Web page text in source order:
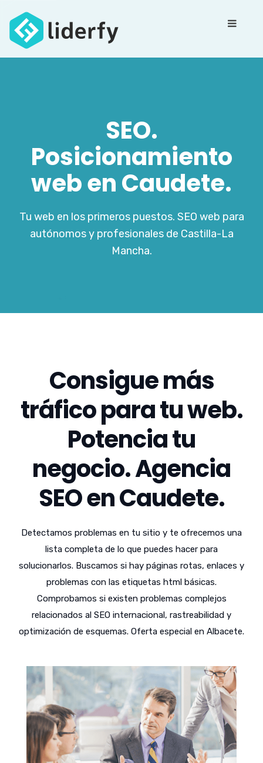
SEO.
Posicionamiento
web en Caudete.
Tu web en los primeros puestos. SEO web para
autónomos y profesionales de Castilla-La
Mancha.
Consigue más
tráfico para tu web.
Potencia tu
negocio. Agencia
SEO en Caudete.
Detectamos problemas en tu sitio y te ofrecemos una
lista completa de lo que puedes hacer para
solucionarlos. Buscamos si hay páginas rotas, enlaces y
problemas con las etiquetas html básicas.
Comprobamos si existen problemas complejos
relacionados al SEO internacional, rastreabilidad y
optimización de esquemas. Oferta especial en Albacete.